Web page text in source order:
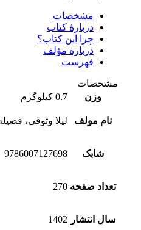
مشخصات
دربارهٔ کتاب
چرا این کتاب؟
درباره مؤلف
فهرست
مشخصات
وزن
0.7 کیلوگرم
نام مولف لیلا وثوقی،
شابک 9786007127698
تعداد صفحه 270
سال انتشار 1402